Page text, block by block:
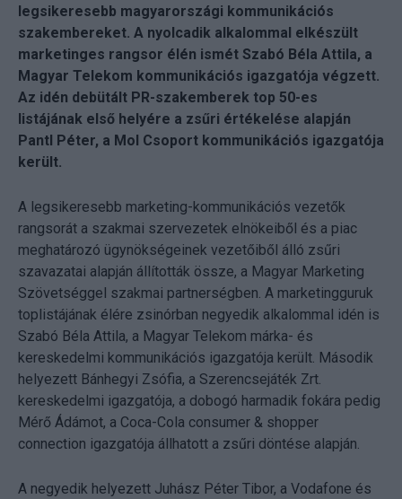
legsikeresebb magyarországi kommunikációs
szakembereket. A nyolcadik alkalommal elkészült
marketinges rangsor élén ismét Szabó Béla Attila, a
Magyar Telekom kommunikációs igazgatója végzett.
Az idén debütált PR-szakemberek top 50-es
listájának első helyére a zsűri értékelése alapján
Pantl Péter, a Mol Csoport kommunikációs igazgatója
került.
A legsikeresebb marketing-kommunikációs vezetők
rangsorát a szakmai szervezetek elnökeiből és a piac
meghatározó ügynökségeinek vezetőiből álló zsűri
szavazatai alapján állították össze, a Magyar Marketing
Szövetséggel szakmai partnerségben. A marketingguruk
toplistájának élére zsinórban negyedik alkalommal idén is
Szabó Béla Attila, a Magyar Telekom márka- és
kereskedelmi kommunikációs igazgatója került. Második
helyezett Bánhegyi Zsófia, a Szerencsejáték Zrt.
kereskedelmi igazgatója, a dobogó harmadik fokára pedig
Mérő Ádámot, a Coca-Cola consumer & shopper
connection igazgatója állhatott a zsűri döntése alapján.
A negyedik helyezett Juhász Péter Tibor, a Vodafone és